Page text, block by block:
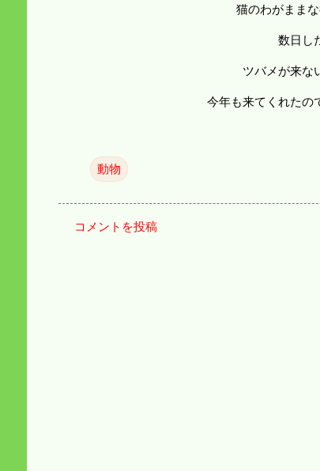
猫のわがまま
数日し
ツバメが来な
今年も来てくれたの
動物
コメントを投稿